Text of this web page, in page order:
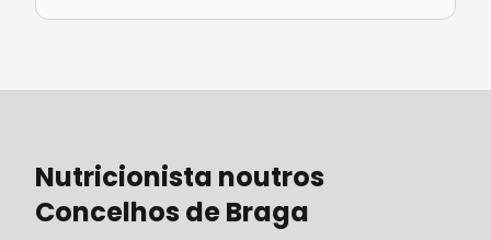
Nutricionista noutros
Concelhos deBraga